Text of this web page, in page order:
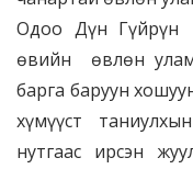
Одоо Дүн Гүйрүн
өвийн өвлөн
барга баруун
хүмүүст
нутгаас ирсэн